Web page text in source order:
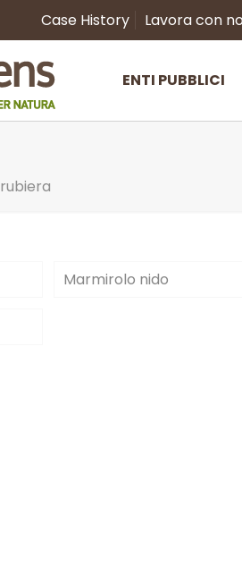
Case History Lavora con
ENTI PUBBLICI
rubiera
Marmirolo nido